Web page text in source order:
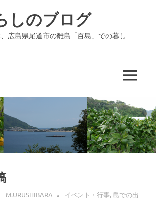
しのブログ
広島県尾道市の離島「百島」での暮し
MENU
M.URUSHIBARA イベント・行事,島での出